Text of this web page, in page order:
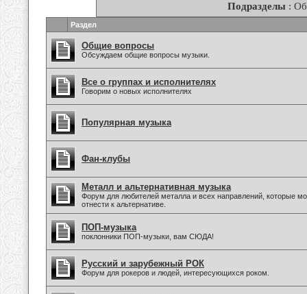
Подразделы :
Раздел
Общие вопросы
Обсуждаем общие вопросы музыки.
Все о группах и исполнителях
Говорим о новых исполнителях
Популярная музыка
Фан-клубы
Металл и альтернативная музыка
Форум для любителей металла и всех направлений, которые
отнести к альтернативе.
ПОП-музыка
поклонники ПОП-музыки, вам СЮДА!
Русский и зарубежный РОК
Форум для рокеров и людей, интересующихся роком.